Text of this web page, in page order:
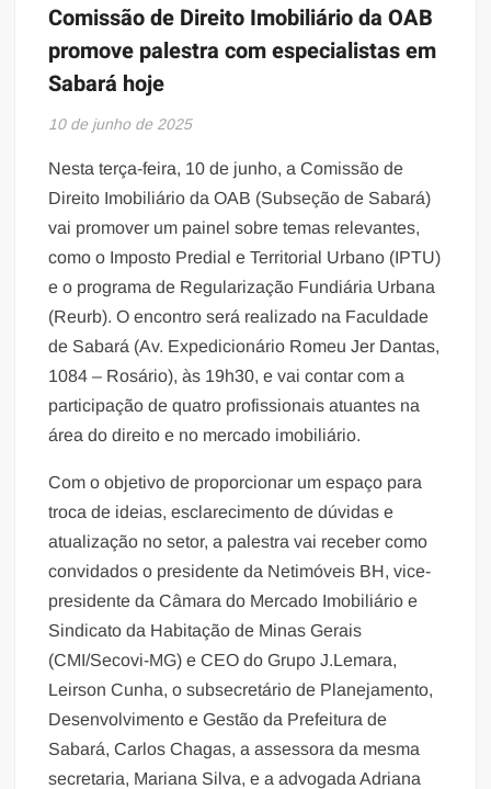
Comissão de Direito Imobiliário da OAB
promove palestra com especialistas em
Sabará hoje
10 de junho de 2025
Nesta terça-feira, 10 de junho, a Comissão de
Direito Imobiliário da OAB (Subseção de Sabará)
vai promover um painel sobre temas relevantes,
como o Imposto Predial e Territorial Urbano (IPTU)
e o programa de Regularização Fundiária Urbana
(Reurb). O encontro será realizado na Faculdade
de Sabará (Av. Expedicionário Romeu Jer Dantas,
1084 – Rosário), às 19h30, e vai contar com a
participação de quatro profissionais atuantes na
área do direito e no mercado imobiliário.
Com o objetivo de proporcionar um espaço para
troca de ideias, esclarecimento de dúvidas e
atualização no setor, a palestra vai receber como
convidados o presidente da Netimóveis BH, vice-
presidente da Câmara do Mercado Imobiliário e
Sindicato da Habitação de Minas Gerais
(CMI/Secovi-MG) e CEO do Grupo J.Lemara,
Leirson Cunha, o subsecretário de Planejamento,
Desenvolvimento e Gestão da Prefeitura de
Sabará, Carlos Chagas, a assessora da mesma
secretaria, Mariana Silva, e a advogada Adriana